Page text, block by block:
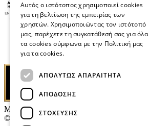
Μαρκάκης Οπτικά
© 2026
Αυτός ο ιστότοπος χρησιμοποιεί cookies
για τη βελτίωση της εμπειρίας των
χρηστών. Χρησιμοποιώντας τον ιστότοπό
μας, παρέχετε τη συγκατάθεσή σας για όλα
τα cookies σύμφωνα με την Πολιτική μας
για τα cookies.
ΑΠΟΛΎΤΩΣ ΑΠΑΡΑΊΤΗΤΑ
ΑΠΌΔΟΣΗΣ
ΣΤΌΧΕΥΣΗΣ